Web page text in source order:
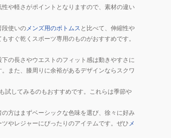
や軽さがポイントとなりますので、素材の違い
段使いの メンズ用のボトムス と比べて、伸縮性や
すぐ乾くスポーツ専用のものがおすすめです。
の長さやウエストのフィット感は動きやすさに
また、膝周りに余裕があるデザインならスクワ
も試してみるのもおすすめです。これらは季節や
方はまずベーシックな色味を選び、徐々に好み
やレジャーにぴったりのアイテムです。ぜひ メ